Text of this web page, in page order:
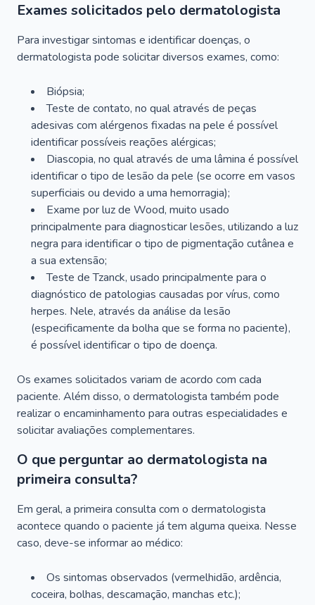
Exames solicitados pelo dermatologista
Para investigar sintomas e identificar doenças, o
dermatologista pode solicitar diversos exames, como:
Biópsia;
Teste de contato, no qual através de peças
adesivas com alérgenos fixadas na pele é possível
identificar possíveis reações alérgicas;
Diascopia, no qual através de uma lâmina é possível
identificar o tipo de lesão da pele (se ocorre em vasos
superficiais ou devido a uma hemorragia);
Exame por luz de Wood, muito usado
principalmente para diagnosticar lesões, utilizando a luz
negra para identificar o tipo de pigmentação cutânea e
a sua extensão;
Teste de Tzanck, usado principalmente para o
diagnóstico de patologias causadas por vírus, como
herpes. Nele, através da análise da lesão
(especificamente da bolha que se forma no paciente),
é possível identificar o tipo de doença.
Os exames solicitados variam de acordo com cada
paciente. Além disso, o dermatologista também pode
realizar o encaminhamento para outras especialidades e
solicitar avaliações complementares.
O que perguntar ao dermatologista na
primeira consulta?
Em geral, a primeira consulta com o dermatologista
acontece quando o paciente já tem alguma queixa. Nesse
caso, deve-se informar ao médico:
Os sintomas observados (vermelhidão, ardência,
coceira, bolhas, descamação, manchas etc.);